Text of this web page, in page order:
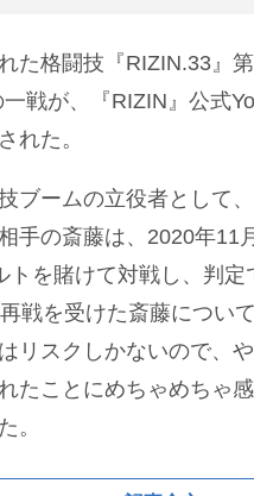
た格闘技『RIZIN.33』
一戦が、『RIZIN』公式
れた。
ブームの立役者として
手の斎藤は、2020年11
トを賭けて対戦し、判定
戦を受けた斎藤につい
リスクしかないので、
たことにめちゃめちゃ
。